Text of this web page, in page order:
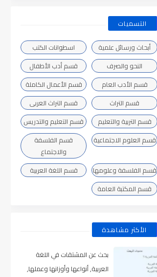
التسميات
أبحاث ورسائل علمية
اسطوانات الكتب
النحو والصرف
قسم أدب الأطفال
قسم الأدب العام
قسم الأعمال الكاملة
قسم التراث
قسم التراث العربى
قسم التربية والتعليم
قسم التعليم والتدريس
قسم العلوم الاجتماعية
قسم الفلسفة
والاجتماع
قسم الفلسفة وعلومها
قسم اللغة العربية
قسم المكتبة العامة
الأكثر مشاهدة
بحث عن المشتقات في اللغة
العربية, أنواعها وأوزانها وعملها,